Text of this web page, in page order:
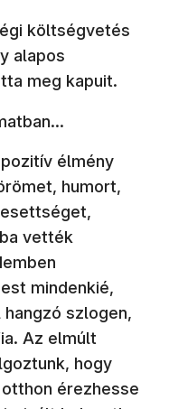
költségvetés
alapos
meg kapuit.
élmény
humort,
vették
mindenkié,
szlogen,
Az elmúlt
hogy
érezhesse